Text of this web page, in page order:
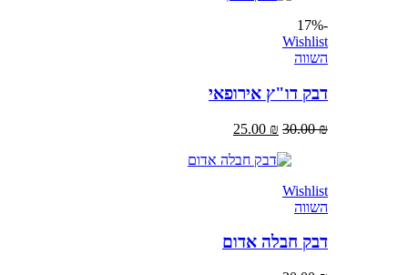
Wishlist
דבק דו"ץ אירופאי
30.00
25.00₪
Wishlist
דבק חבלה אדום